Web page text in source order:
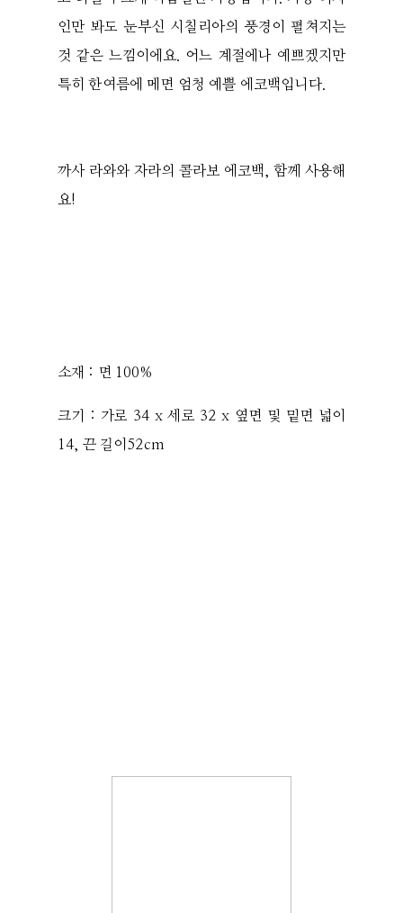
인만 봐도 눈부신 시칠리아의 풍경이 펼쳐지는
것 같은 느낌이에요. 어느 계절에나 예쁘겠지만
특히 한여름에 메면 엄청 예쁠 에코백입니다.
까사 라와와 자라의 콜라보 에코백, 함께 사용해
요!
소재 : 면 100%
크기 : 가로 34 x 세로 32 x 옆면 및 밑면 넓이
14, 끈 길이52cm